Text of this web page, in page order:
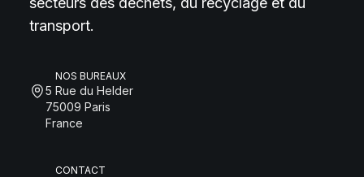
transport.
NOS BUREAUX
5 Rue du Helder
75009 Paris
France
CONTACT